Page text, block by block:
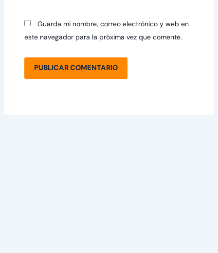
Guarda mi nombre, correo electrónico y web en
este navegador para la próxima vez que comente.